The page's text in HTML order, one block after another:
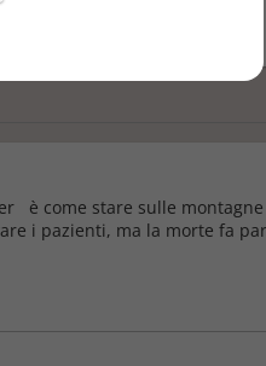
è come stare sulle
i pazienti, ma la morte fa